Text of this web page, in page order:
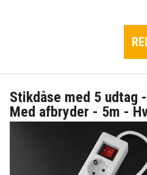
Stikdåse med 5 udtag -
Med afbryder - 5m -